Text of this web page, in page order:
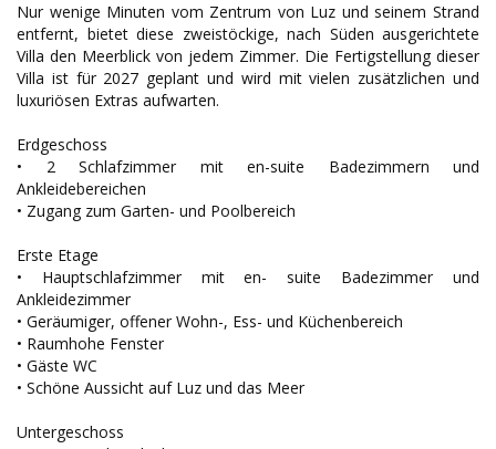
Nur wenige Minuten vom Zentrum von Luz und seinem Strand
entfernt, bietet diese zweistöckige, nach Süden ausgerichtete
Villa den Meerblick von jedem Zimmer. Die Fertigstellung dieser
Villa ist für 2027 geplant und wird mit vielen zusätzlichen und
luxuriösen Extras aufwarten.
Erdgeschoss
• 2 Schlafzimmer mit en-suite Badezimmern und
Ankleidebereichen
• Zugang zum Garten- und Poolbereich
Erste Etage
• Hauptschlafzimmer mit en- suite Badezimmer und
Ankleidezimmer
• Geräumiger, offener Wohn-, Ess- und Küchenbereich
• Raumhohe Fenster
• Gäste WC
• Schöne Aussicht auf Luz und das Meer
Untergeschoss